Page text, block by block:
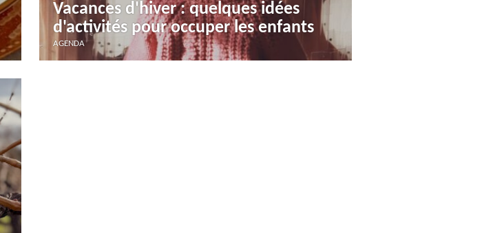
Vacances d'hiver : quelques idées
d'activités pour occuper les enfants
AGENDA